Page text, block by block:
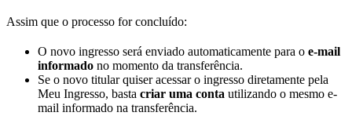
Assim que o processo for concluído:
O novo ingresso será enviado automaticamente para o e-mail
informado no momento da transferência.
Se o novo titular quiser acessar o ingresso diretamente pela
Meu Ingresso, basta criar uma conta utilizando o mesmo e-
mail informado na transferência.